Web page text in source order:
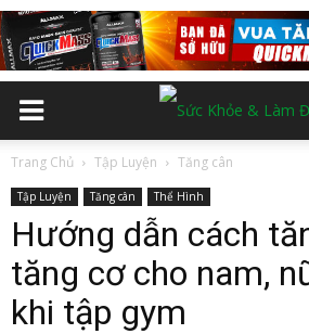
Trang Chủ Tập Luyện Tăng cân
Tập Luyện Tăng cân Thể Hình
Hướng dẫn cách
tăng cơ cho nam,
khi tập gym